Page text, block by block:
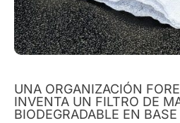
UNA ORGANIZACIÓN
INVENTA UN FILTRO DE
BIODEGRADABLE EN